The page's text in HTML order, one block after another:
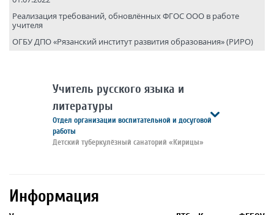
Реализация требований, обновлённых ФГОС ООО в работе
учителя
ОГБУ ДПО «Рязанский институт развития образования» (РИРО)
Учитель русского языка и
литературы
Отдел организации воспитательной и досуговой
работы
Детский туберкулёзный санаторий «Кирицы»
Информация